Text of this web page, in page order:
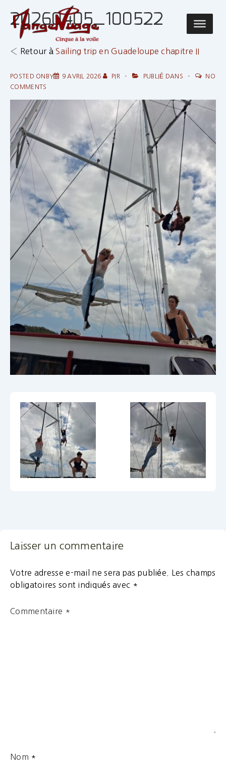
passer
principal
Main
20260405_100522
‹ Retour àSailing trip en Guadeloupe chapitre II
POSTED ONBY 9 AVRIL 2026 PIR PUBLIÉ DANS
NO
COMMENTS
Laisser un commentaire
Votre adresse e-mail ne sera pas publiée.
Les champs
obligatoires sont indiqués avec *
Commentaire *
Nom *